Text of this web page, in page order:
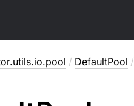
/ DefaultPool /